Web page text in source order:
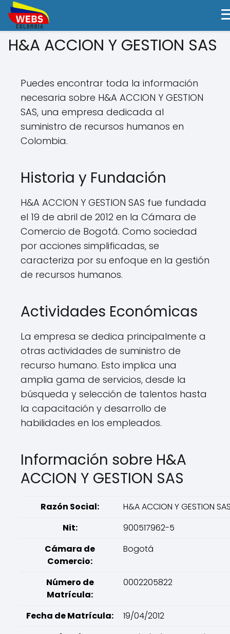
H&A ACCION Y GESTION SAS
Puedes encontrar toda la información
necesaria sobre H&A ACCION Y GESTION
SAS, una empresa dedicada al
suministro de recursos humanos en
Colombia.
Historia y Fundación
H&A ACCION Y GESTION SAS fue fundada
el 19 de abril de 2012 en la Cámara de
Comercio de Bogotá. Como sociedad
por acciones simplificadas, se
caracteriza por su enfoque en la gestión
de recursos humanos.
Actividades Económicas
La empresa se dedica principalmente a
otras actividades de suministro de
recurso humano. Esto implica una
amplia gama de servicios, desde la
búsqueda y selección de talentos hasta
la capacitación y desarrollo de
habilidades en los empleados.
Información sobre H&A
ACCION Y GESTION SAS
Razón Social:
H&A ACCION Y GESTION
Nit:
900517962-5
Cámara de
Comercio:
Bogotá
Número de
Matrícula:
0002205822
Fecha de Matrícula:
19/04/2012